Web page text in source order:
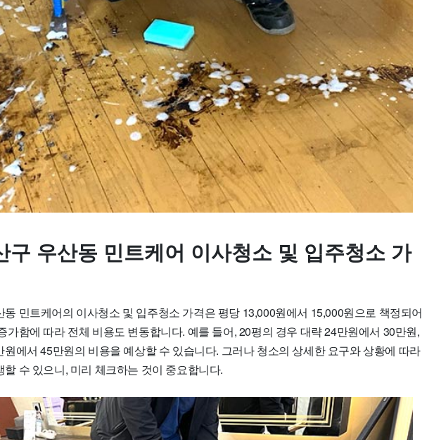
구 우산동 민트케어 이사청소 및 입주청소 가
동 민트케어의 이사청소 및 입주청소 가격은 평당 13,000원에서 15,000원으로 책정되어
가함에 따라 전체 비용도 변동합니다. 예를 들어, 20평의 경우 대략 24만원에서 30만원,
에서 45만원의 비용을 예상할 수 있습니다. 그러나 청소의 상세한 요구와 상황에 따라
할 수 있으니, 미리 체크하는 것이 중요합니다.